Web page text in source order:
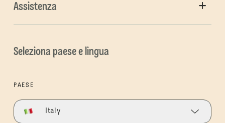
Assistenza
Seleziona paese e lingua
PAESE
Italy